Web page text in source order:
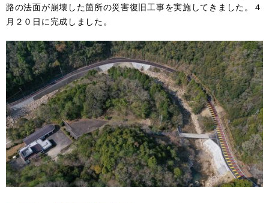
路の法面が崩壊した箇所の災害復旧工事を実施してきました。４
月２０日に完成しました。